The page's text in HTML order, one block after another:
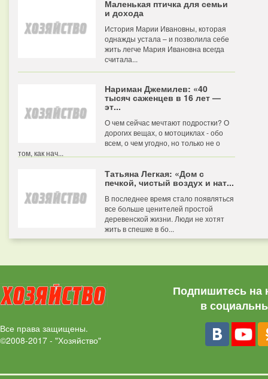
Маленькая птичка для семьи
и дохода
История Марии Ивановны, которая
однажды устала – и позволила себе
жить легче Мария Ивановна всегда
считала...
Нариман Джемилев: «40
тысяч саженцев в 16 лет —
эт...
О чем сейчас мечтают подростки? О
дорогих вещах, о мотоциклах - обо
всем, о чем угодно, но только не о
том, как нач...
Татьяна Легкая: «Дом с
печкой, чистый воздух и нат...
В последнее время стало появляться
все больше ценителей простой
деревенской жизни. Люди не хотят
жить в спешке в бо...
Все права защищены.
©2008-2017 - "Хозяйство"
Подпишитесь на
в